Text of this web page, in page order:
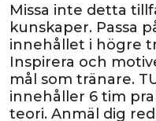
Missa inte detta
kunskaper. Passa
innehållet i högre
Inspirera och
mål som tränare.
innehåller 6 tim
teori. Anmäl dig